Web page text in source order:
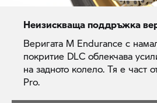
Неизискваща поддръжка
Веригата M Endurance с
покритие DLC облекчава
на задното колело. Тя е част
Pro.